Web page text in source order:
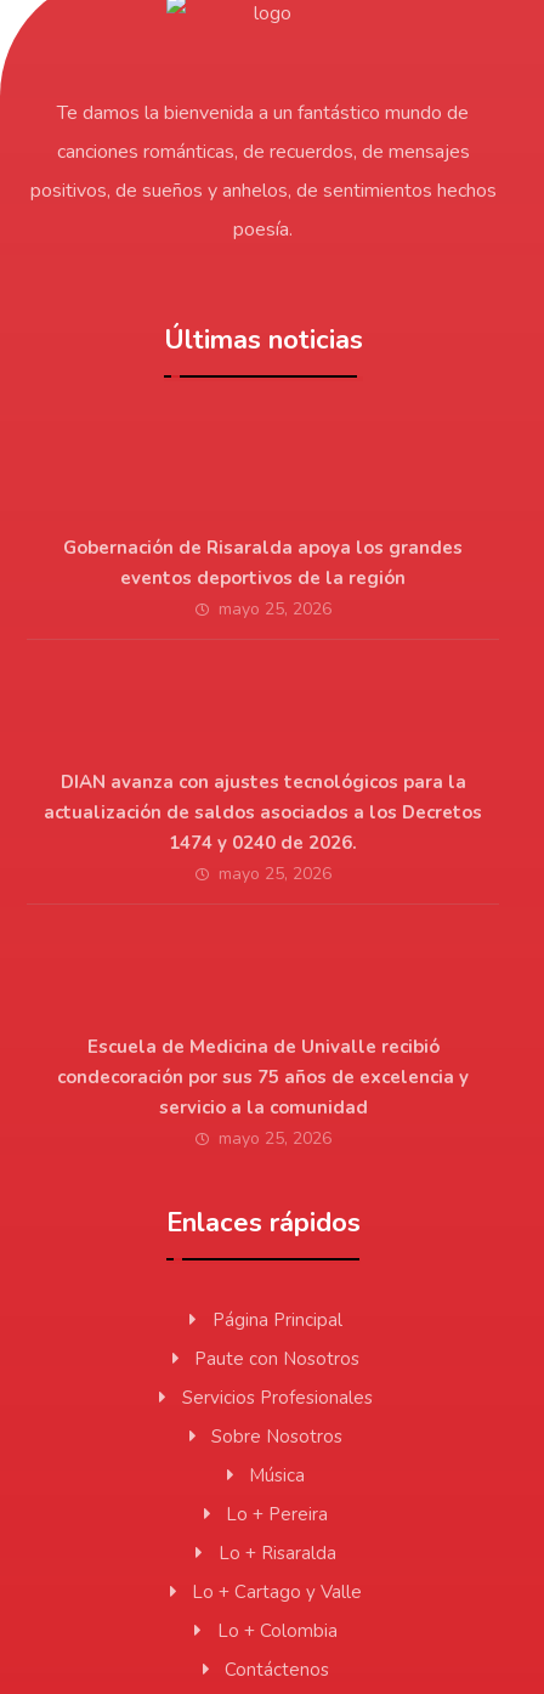
Te damos la bienvenida a un fantástico mundo de
canciones románticas, de recuerdos, de mensajes
positivos, de sueños y anhelos, de sentimientos hechos
poesía.
Últimas noticias
Gobernación de Risaralda apoya los grandes
eventos deportivos de la región
mayo 25, 2026
DIAN avanza con ajustes tecnológicos para la
actualización de saldos asociados a los Decretos
1474 y 0240 de 2026.
mayo 25, 2026
Escuela de Medicina de Univalle recibió
condecoración por sus 75 años de excelencia y
servicio a la comunidad
mayo 25, 2026
Enlaces rápidos
Página Principal
Paute con Nosotros
Servicios Profesionales
Sobre Nosotros
Música
Lo + Pereira
Lo + Risaralda
Lo + Cartago y Valle
Lo + Colombia
Contáctenos